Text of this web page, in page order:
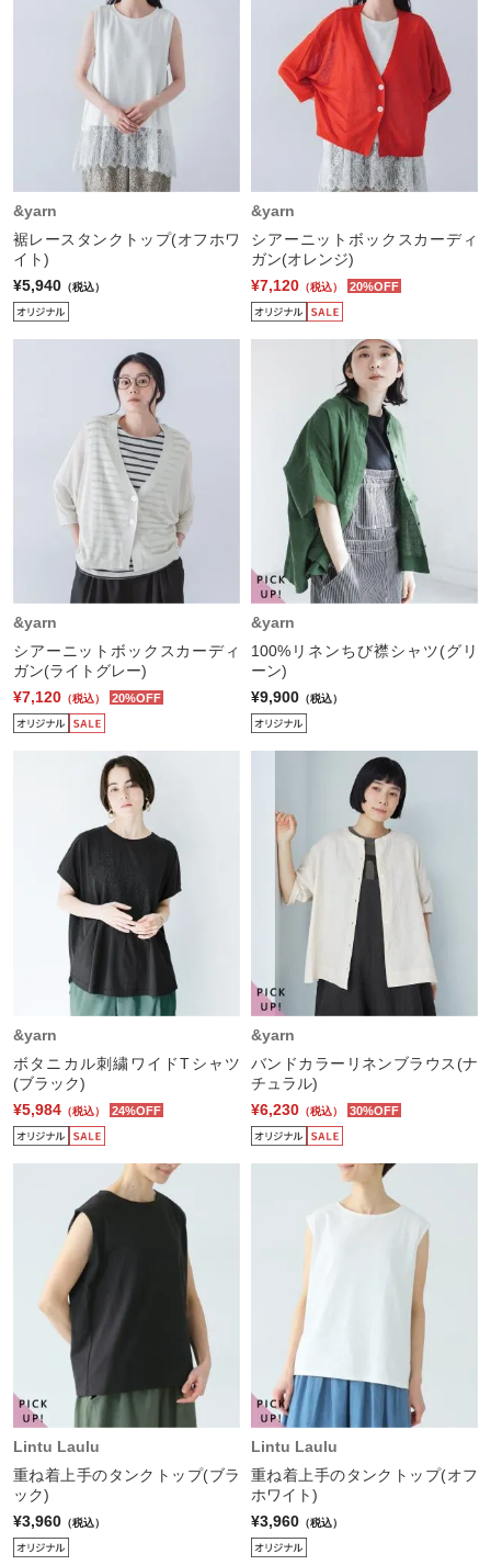
&yarn
裾レースタンクトップ(オフホワ
イト)
¥5,940 （税込）
&yarn
シアーニットボックスカーディ
ガン(オレンジ)
¥7,120 （税込） 20%OFF
&yarn
シアーニットボックスカーディ
ガン(ライトグレー)
¥7,120 （税込） 20%OFF
&yarn
100%リネンちび襟シャツ(グリ
ーン)
¥9,900 （税込）
&yarn
ボタニカル刺繍ワイドTシャツ
(ブラック)
¥5,984 （税込） 24%OFF
&yarn
バンドカラーリネンブラウス(ナ
チュラル)
¥6,230 （税込） 30%OFF
Lintu Laulu
重ね着上手のタンクトップ(ブラ
ック)
¥3,960 （税込）
Lintu Laulu
重ね着上手のタンクトップ(オフ
ホワイト)
¥3,960 （税込）